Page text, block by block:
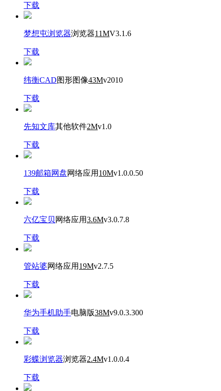
下载
梦想屯浏览器浏览器11MV3.1.6
下载
纬衡CAD图形图像43Mv2010
下载
先知文库其他软件2Mv1.0
下载
139邮箱网盘网络应用 10Mv1.0.0.50
下载
六亿宝贝 网络应用3.6Mv3.0.7.8
下载
管站婆网络应用 19Mv2.7.5
下载
华为手机助手电脑版38Mv9.0.3.300
下载
彩蝶浏览器浏览器2.4Mv1.0.0.4
下载